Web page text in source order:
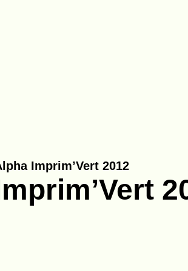
Imprim’Vert 2012